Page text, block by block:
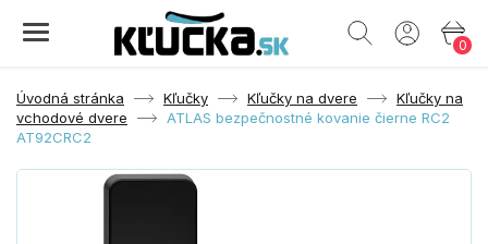
0
Úvodná stránka Kľučky Kľučky na dvere
Kľučky na
vchodové dvere
ATLAS bezpečnostné kovanie čierne RC2
AT92CRC2